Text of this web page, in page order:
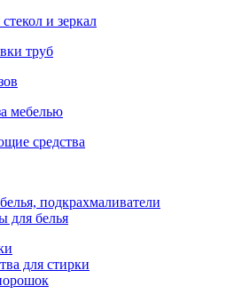
и зеркал
труб
мебелью
средства
подкрахмаливатели
для белья
для стирки